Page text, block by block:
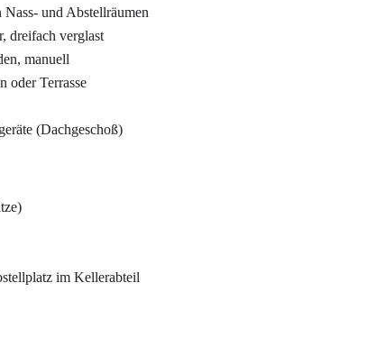
und Abstellräumen
dreifach verglast
manuell
oder Terrasse
(Dachgeschoß)
im Kellerabteil